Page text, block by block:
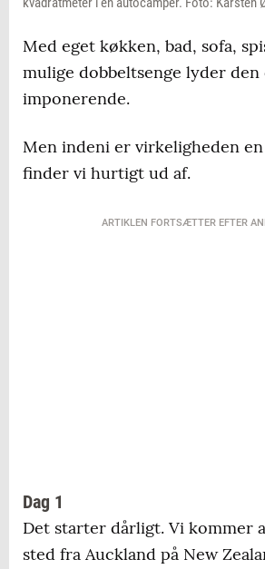
Med eget køkken, bad, sofa,
mulige dobbeltsenge lyder den
imponerende.
Men indeni er virkeligheden
finder vi hurtigt ud af.
ARTIKLEN FORTSÆTTER EFTER
Dag 1
Det starter dårligt. Vi kommer
sted fra Auckland på New